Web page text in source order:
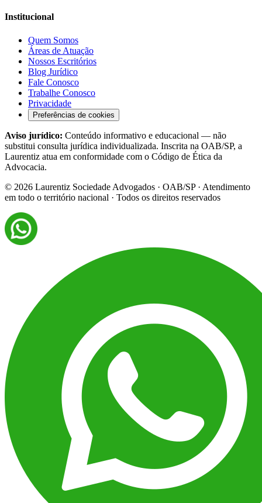
Institucional
Quem Somos
Áreas de Atuação
Nossos Escritórios
Blog Jurídico
Fale Conosco
Trabalhe Conosco
Privacidade
Preferências de cookies
Aviso jurídico: Conteúdo informativo e educacional — não
substitui consulta jurídica individualizada. Inscrita na OAB/SP, a
Laurentiz atua em conformidade com o Código de Ética da
Advocacia.
© 2026 Laurentiz Sociedade Advogados · OAB/SP · Atendimento
em todo o território nacional · Todos os direitos reservados